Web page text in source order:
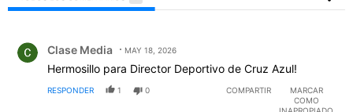
Clase Media MAY 18, 2026
Hermosillo para Director Deportivo de Cruz Azul!
RESPONDER 1 0 COMPARTIR
MARCAR
COMO